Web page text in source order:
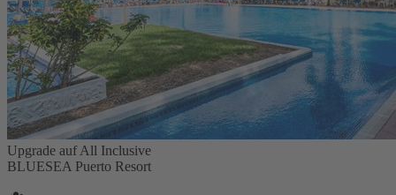
Upgrade auf All Inclusive
BLUESEA Puerto Resort